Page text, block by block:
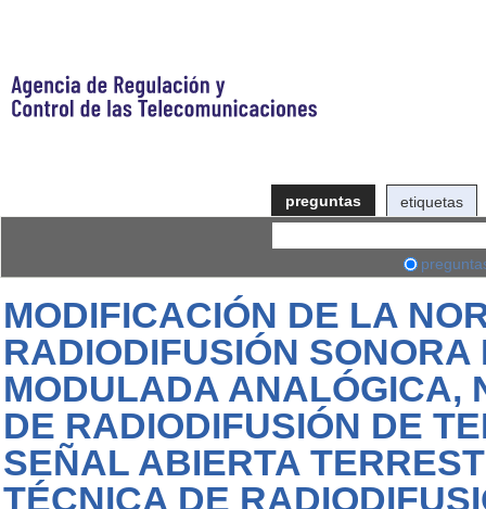
preguntas etiquetas
MODIFICACIÓN DE LA
RADIODIFUSIÓN
MODULADA ANALÓGICA,
DE RADIODIFUSIÓN DE
SEÑAL ABIERTA
TÉCNICA DE